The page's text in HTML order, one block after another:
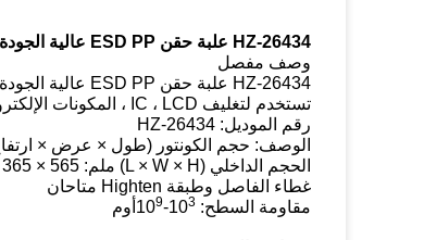
HZ-26434 علبة حقن ESD PP عالية الجودة للصناعة
وصف مفصل
HZ-26434 علبة حقن ESD PP عالية الجودة للصناعة
تستخدم لتغليف IC ، LCD ، المكونات الإلكترونية ، FPC ، إلخ
رقم الموديل: HZ-26434
الوصف: حجم الكونتور (طول × عرض × ارتفاع) ملم: 600 ×
الحجم الداخلي (L × W × H) ملم: 565 × 365 × 330
غطاء الفاصل وطبقة Highten متاحان
مقاومة السطح: 10 3
-10
9 أوم